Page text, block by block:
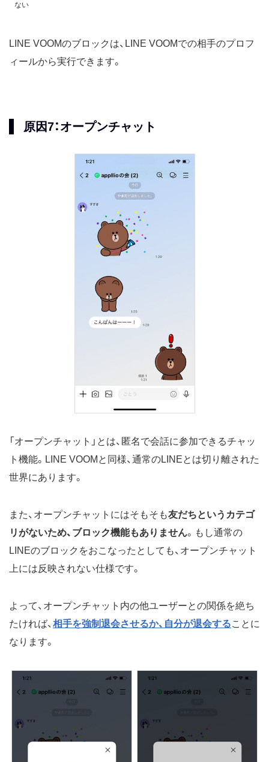
ない
LINE VOOMのブロックは、LINE VOOMでの相手のプロフ
ィールから実行できます。
原因7：オープンチャット
「オープンチャット」とは、匿名で会話に参加できるチャッ
ト機能。LINE VOOMと同様、通常のLINEとは切り離された
世界にあります。
また、オープンチャットにはそもそも友だちというカテゴ
リがないため、ブロック機能もありません。もし通常の
LINEのブロックをおこなったとしても、オープンチャット
上には反映されない仕様です。
よって、オープンチャット内の他ユーザーとの関係を絶ち
たければ、 相手を強制退会させるか、自分が退会することに
なります。